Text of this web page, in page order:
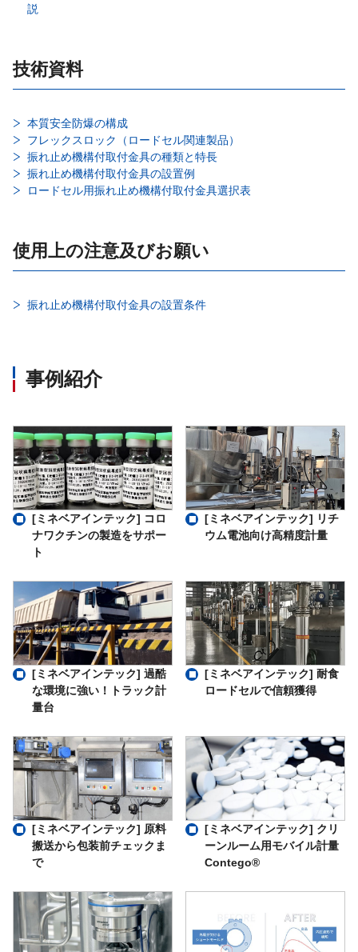
説
技術資料
本質安全防爆の構成
フレックスロック（ロードセル関連製品）
振れ止め機構付取付金具の種類と特長
振れ止め機構付取付金具の設置例
ロードセル用振れ止め機構付取付金具選択表
使用上の注意及びお願い
振れ止め機構付取付金具の設置条件
事例紹介
[ミネベアインテック] コロ
ナワクチンの製造をサポー
ト
[ミネベアインテック] リチ
ウム電池向け高精度計量
[ミネベアインテック] 過酷
な環境に強い！トラック計
量台
[ミネベアインテック] 耐食
ロードセルで信頼獲得
[ミネベアインテック] 原料
搬送から包装前チェックま
で
[ミネベアインテック] クリ
ーンルーム用モバイル計量
Contego®